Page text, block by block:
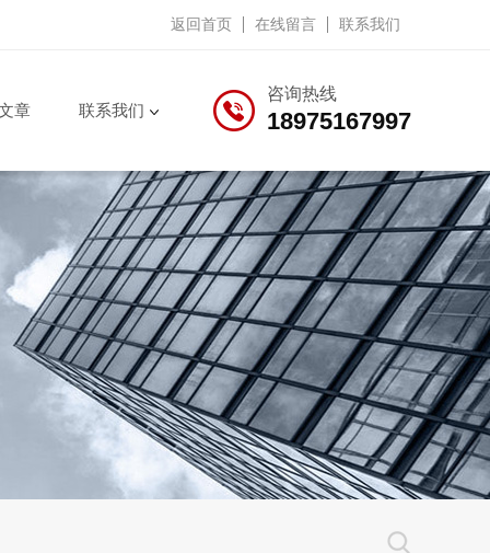
返回首页 在线留言 联系我们
咨询热线
18975167997
章 联系我们